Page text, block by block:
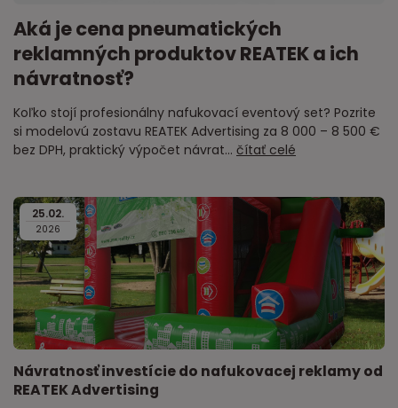
Aká je cena pneumatických
reklamných produktov REATEK a ich
návratnosť?
Koľko stojí profesionálny nafukovací eventový set? Pozrite
si modelovú zostavu REATEK Advertising za 8 000 – 8 500 €
bez DPH, praktický výpočet návrat... čítať celé
25.02.
2026
Návratnosť investície do nafukovacej reklamy od
REATEK Advertising